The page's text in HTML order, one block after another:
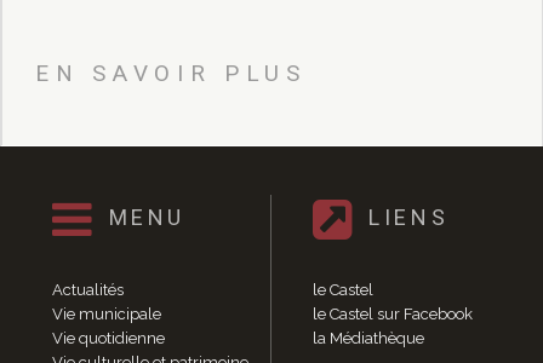
Histoire
Annuaire des entreprises
Hébergement et Restauration
Gîtes
Meublés de tourisme
Hôtels et Restaurants
EN SAVOIR PLUS
MENU
Actualités
Vie municipale
Vie quotidienne
LIENS
le Castel
le Castel sur Facebook
la Médiathèque